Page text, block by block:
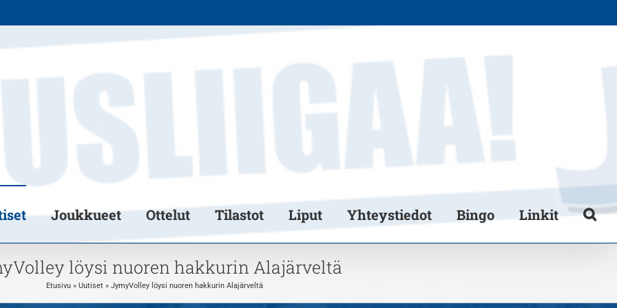
Joukkueet Ottelut Tilastot Liput Yhteystiedot Bingo Linkit
löysi nuoren hakkurin Alajärveltä
Etusivu» Uutiset» JymyVolley löysi nuoren hakkurin Alajärveltä